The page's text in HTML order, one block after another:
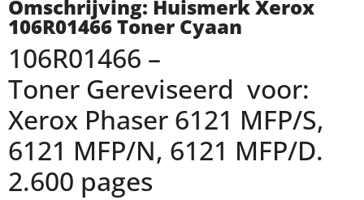
Omschrijving: Huismerk Xerox
106R01466 Toner Cyaan
106R01466 –
Toner Gereviseerd voor:
Xerox Phaser 6121 MFP/S,
6121 MFP/N, 6121 MFP/D.
2.600 pages